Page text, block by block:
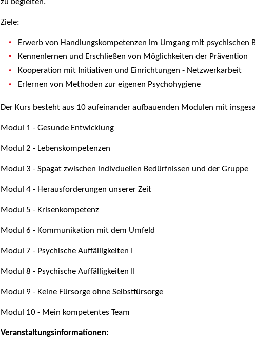
Ziele:
Erwerb von Handlungskompetenzen im Umgang mit psychischen
Kennenlernen und Erschließen von Möglichkeiten der Prävention
Kooperation mit Initiativen und Einrichtungen - Netzwerkarbeit
Erlernen von Methoden zur eigenen Psychohygiene
Der Kurs besteht aus 10 aufeinander aufbauenden Modulen mit
Modul 1 - Gesunde Entwicklung
Modul 2 - Lebenskompetenzen
Modul 3 - Spagat zwischen indivduellen Bedürfnissen und der Gruppe
Modul 4 - Herausforderungen unserer Zeit
Modul 5 - Krisenkompetenz
Modul 6 - Kommunikation mit dem Umfeld
Modul 7 - Psychische Auffälligkeiten I
Modul 8 - Psychische Auffälligkeiten II
Modul 9 - Keine Fürsorge ohne Selbstfürsorge
Modul 10 - Mein kompetentes Team
Veranstaltungsinformationen: